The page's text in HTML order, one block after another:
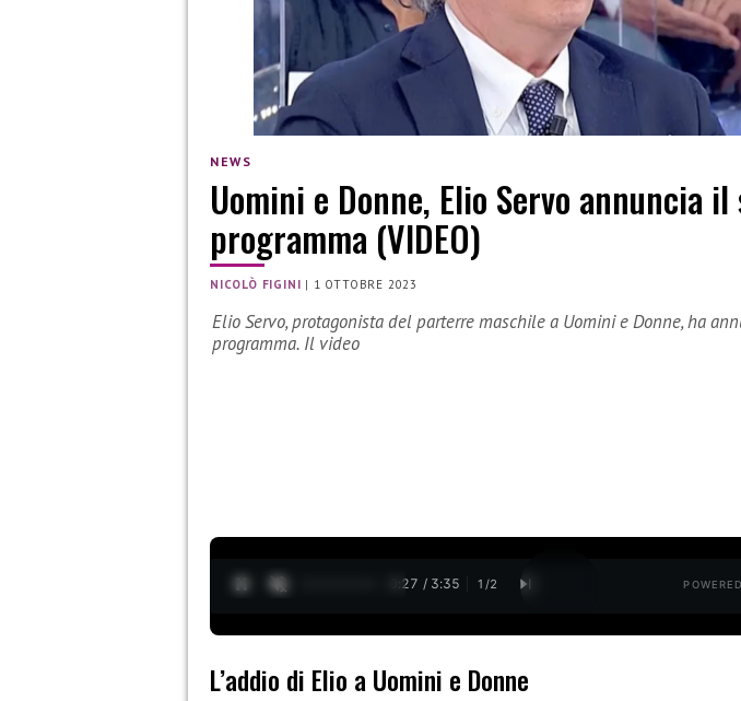
NEWS
Uomini e Donne, Elio Servo annuncia
programma (VIDEO)
NICOLÒ FIGINI | 1 OTTOBRE 2023
Elio Servo, protagonista del parterre maschile a Uomini e Donne, ha
programma. Il video
0:28 / 3:35 1 /2
L’addio di Elio a Uomini e Donne